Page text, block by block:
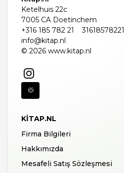
Ketelhuis 22c
7005 CA Doetinchem
+316 185 782 21
31618578221
info@kitap.nl
© 2026 www.kitap.nl
KITAP.NL
Firma Bilgileri
Hakkımızda
Mesafeli Satış Sözleşmesi